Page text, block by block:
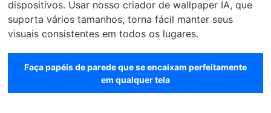
dispositivos. Usar nosso criador de wallpaper IA, que
suporta vários tamanhos, torna fácil manter seus
visuais consistentes em todos os lugares.
Faça papéis de parede que se encaixam perfeitamente
em qualquer tela